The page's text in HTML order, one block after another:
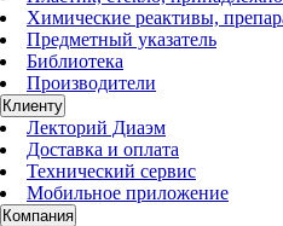
Химические реактивы,
Предметный указатель
Библиотека
Производители
Клиенту
Лекторий Диаэм
Доставка и оплата
Технический сервис
Мобильное приложение
Компания